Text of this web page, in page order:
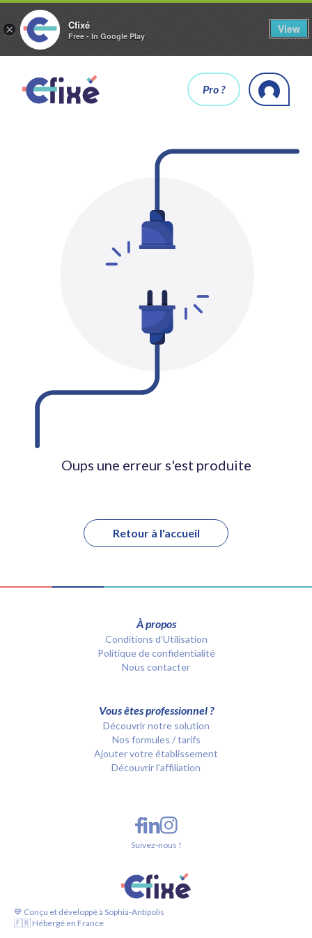
× Cfixé
Free - In Google Play
View
Pro ?
Oups une erreur s'est produite
Retour à l'accueil
À propos
Conditions d’Utilisation
Politique de confidentialité
Nous contacter
Vous êtes professionnel ?
Découvrir notre solution
Nos formules / tarifs
Ajouter votre établissement
Découvrir l'affiliation
💙 Conçu et développé à Sophia-Antipolis
🇫🇷 Hébergé en France
Suivez-nous !